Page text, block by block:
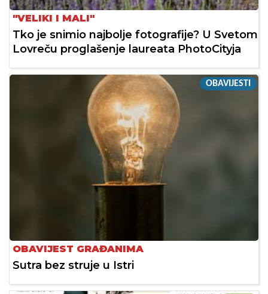
"VELIKI I MALI"
Tko je snimio najbolje fotografije? U Svetom
Lovreču proglašenje laureata PhotoCityja
OBAVIJESTI
OBAVIJEST GRAĐANIMA
Sutra bez struje u Istri